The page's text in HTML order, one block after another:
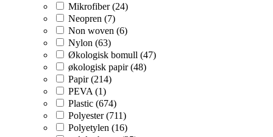
Mikrofiber (24)
Neopren (7)
Non woven (6)
Nylon (63)
Økologisk bomull (47)
økologisk papir (48)
Papir (214)
PEVA (1)
Plastic (674)
Polyester (711)
Polyetylen (16)